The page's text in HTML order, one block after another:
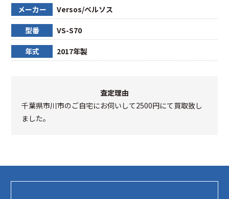
メーカー Versos/べルソス
型番 VS-S70
年式 2017年製
査定理由
千葉県市川市のご自宅にお伺いして2500円にて買取致し
ました。